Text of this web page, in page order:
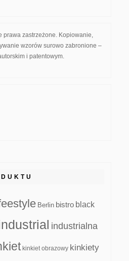
prawa zastrzeżone. Kopiowanie,
wzorów surowo zabronione –
i patentowym.
Berlin bistro black
industrialna
kinkiet obrazowy kinkiety